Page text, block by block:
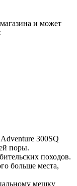
и может
300SQ
поры.
походов.
больше места,
мешку